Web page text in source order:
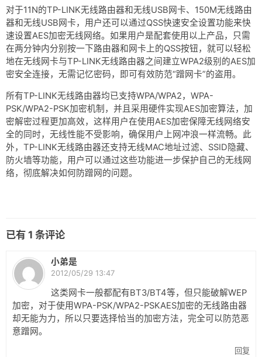
对于11N的TP-LINK无线路由器和无线USB网卡、150M无线路由
器和无线USB网卡，用户还可以通过QSS快速安全设置功能来快
速设置AES加密无线网络。如果用户是配套使用以上产品，只需
在两分钟内分别按一下路由器和网卡上的QSS按钮，就可以轻松
地在无线网卡与TP-LINK无线路由器之间建立WPA2级别的AES加
密安全连接，无需记忆密码，即可有效防范“蹭网卡”的盗用。
所有TP-LINK无线路由器均已支持WPA/WPA2，WPA-
PSK/WPA2-PSK加密机制，并且采用硬件实现AES加密算法，加
密解密过程更加高效，这样用户在使用AES加密保障无线网络安
全的同时，无线性能不受影响，确保用户上网冲浪一样流畅。此
外，TP-LINK无线路由器还支持无线MAC地址过滤、SSID隐藏、
防火墙等功能，用户可以通过这些功能进一步保护自己的无线网
络，彻底解决如何防蹭网的问题。
已有 1 条评论
小弟是
2012/05/29 13:47
这类网卡一般都配有BT3/BT4等，但只能破解WEP
加密，对于使用WPA-PSK/WPA2-PSKAES加密的无线路由器
却无能为力，所以只要选择恰当的加密方法，完全可以防范恶
意蹭网。
回复